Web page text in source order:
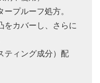
プルーフ処方。
をカバーし、さらに
ティング成分）配